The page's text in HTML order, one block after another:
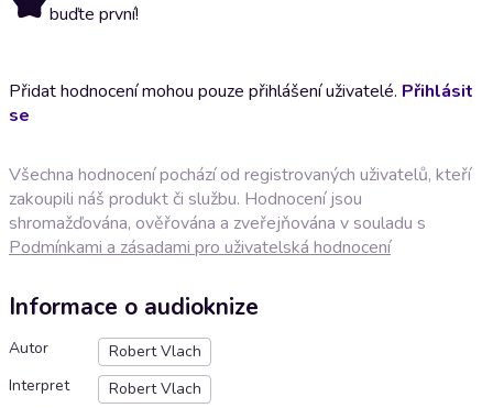
buďte první!
Přidat hodnocení mohou pouze přihlášení uživatelé. Přihlásit
se
Všechna hodnocení pochází od registrovaných uživatelů, kteří
zakoupili náš produkt či službu. Hodnocení jsou
shromažďována, ověřována a zveřejňována v souladu s
Podmínkami a zásadami pro uživatelská hodnocení
Informace o audioknize
Autor
Robert Vlach
Interpret
Robert Vlach